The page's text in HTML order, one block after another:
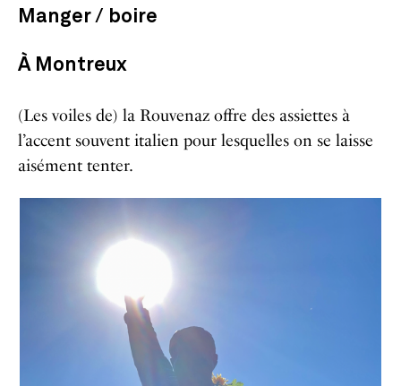
Manger / boire
À Montreux
(Les voiles de) la Rouvenaz offre des assiettes à
l’accent souvent italien pour lesquelles on se laisse
aisément tenter.